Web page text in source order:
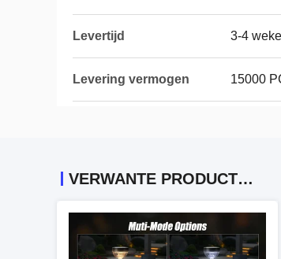
Levertijd 3-4
Levering vermogen 15000
VERWANTE PRODUCTEN